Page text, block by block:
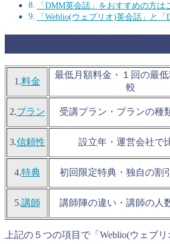
「DMM英会話」をおすすめの方は
「Weblio(ウェブリオ)英会話」と
1.料金
最低月額料金・１回の最
較
2.プラン 受講プラン・プランの種
3.信頼性 設立年・運営会社で
4.特典 初回限定特典・独自の割
5.講師 講師陣の違い・講師の人
上記の５つの項目で「Weblio(ウェブ